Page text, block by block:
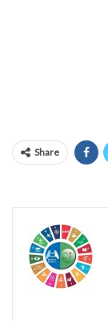
Share